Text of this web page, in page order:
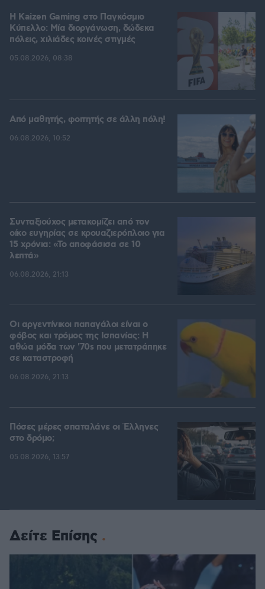
H Kaizen Gaming στο Παγκόσμιο
Kύπελλο: Μία διοργάνωση, δώδεκα
πόλεις, χιλιάδες κοινές στιγμές
05.08.2026, 08:38
Από μαθητής, φοιτητής σε άλλη πόλη!
06.08.2026, 10:52
Συνταξιούχος μετακομίζει από τον
οίκο ευγηρίας σε κρουαζιερόπλοιο για
15 χρόνια: «Το αποφάσισα σε 10
λεπτά»
06.08.2026, 21:13
Οι αργεντίνικοι παπαγάλοι είναι ο
φόβος και τρόμος της Ισπανίας: Η
αθώα μόδα των '70s που μετατράπηκε
σε καταστροφή
06.08.2026, 21:13
Πόσες μέρες σπαταλάνε οι Έλληνες
στο δρόμο;
05.08.2026, 13:57
Δείτε Επίσης